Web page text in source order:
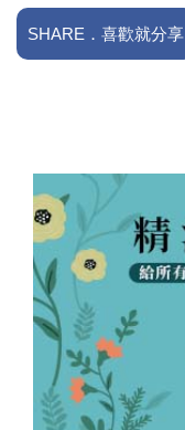
SHARE．喜歡就分享